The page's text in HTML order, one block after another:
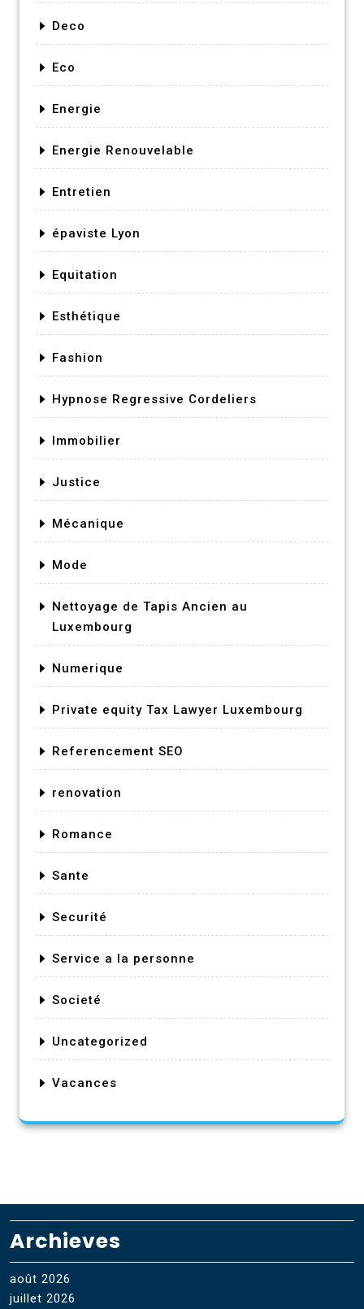
Deco
Eco
Energie
Energie Renouvelable
Entretien
épaviste Lyon
Equitation
Esthétique
Fashion
Hypnose Regressive Cordeliers
Immobilier
Justice
Mécanique
Mode
Nettoyage de Tapis Ancien au
Luxembourg
Numerique
Private equity Tax Lawyer Luxembourg
Referencement SEO
renovation
Romance
Sante
Securité
Service a la personne
Societé
Uncategorized
Vacances
Archieves
août 2026
juillet 2026